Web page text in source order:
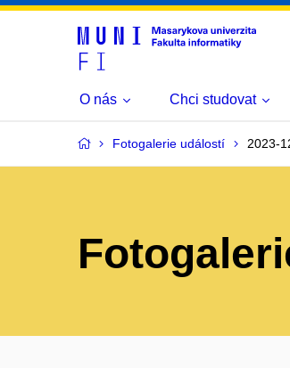
O nás Chci studovat
Fotogalerie událostí 2023-